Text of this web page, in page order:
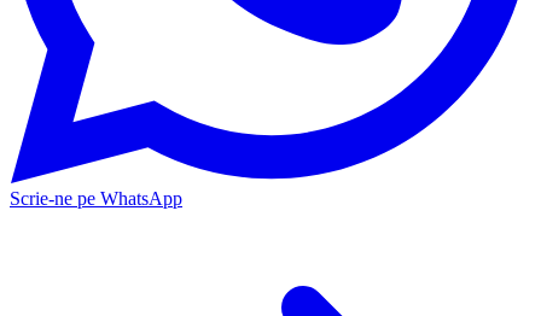
Scrie-ne pe WhatsApp